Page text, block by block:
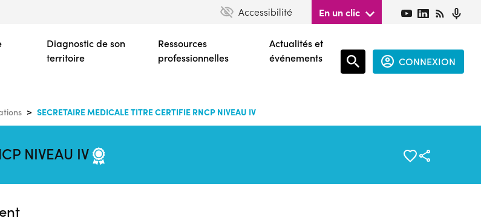
contenu
principal
Accessibilité En un clic
Diagnostic de son
territoire
Ressources
professionnelles
Actualités et
événements
CONNEXION
SECRETAIRE MEDICALE TITRE CERTIFIE RNCP NIVEAU IV
NIVEAU IV